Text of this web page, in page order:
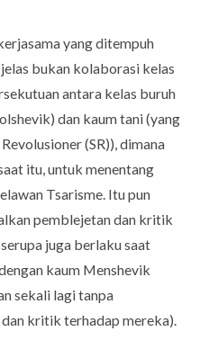
yang ditempuh
bukan kolaborasi kelas
antara kelas buruh
dan kaum tani (yang
(SR)), dimana
itu, untuk menentang
Tsarisme. Itu pun
pemblejetan dan kritik
juga berlaku saat
kaum Menshevik
sekali lagi tanpa
kritik terhadap mereka).